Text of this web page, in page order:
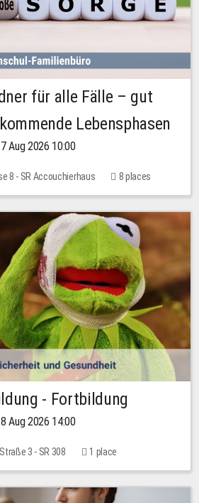
für alle Fälle – gut
Lebensphasen
Aug 2026 10:00
8 - SR Accouchierhaus 8 places
- Fortbildung
Aug 2026 14:00
3 - SR 308 1 place